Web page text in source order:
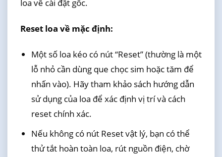
loa về cài đặt gốc.
Reset loa về mặc định:
Một số loa kéo có nút “Reset” (thường là một
lỗ nhỏ cần dùng que chọc sim hoặc tăm để
nhấn vào). Hãy tham khảo sách hướng dẫn
sử dụng của loa để xác định vị trí và cách
reset chính xác.
Nếu không có nút Reset vật lý, bạn có thể
thử tắt hoàn toàn loa, rút nguồn điện, chờ